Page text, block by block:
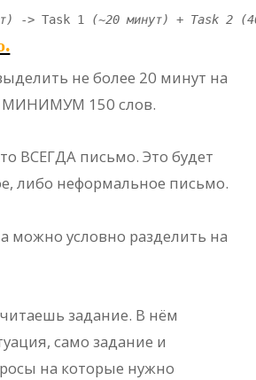
-> Task 1 (~20 минут) + Task 2
не более 20 минут на
МИНИМУМ 150 слов.
ВСЕГДА письмо. Это будет
либо неформальное письмо.
можно условно разделить на
задание. В нём
само задание и
на которые нужно